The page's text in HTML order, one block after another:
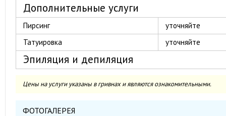
Дополнительные услуги
Пирсинг
уточняйте
Татуировка
уточняйте
Эпиляция и депиляция
Цены на услуги указаны в гривнах и являются ознакомительными.
ФОТОГАЛЕРЕЯ